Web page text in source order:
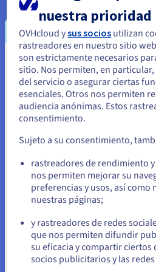
Parece que está
Unidos
Si quiere hacer un pedido desde
el sitio web adecuado y crear una
Ve a la página web Estados
us.ovhcloud.com/hosted-
cloud
Inglés USD - $
Permanezca en el sitio web
nuestra prioridad
OVHcloud ysus socios utilizan
rastreadores en nuestro sitio
son estrictamente necesarios
sitio. Nos permiten, en
del servicio o asegurar ciertas
esenciales. Otros nos permiten
audiencia anónimas. Estos
consentimiento.
Sujeto a su consentimiento,
rastreadores de rendimiento
nos permiten mejorar su
preferencias y usos, así
nuestras páginas;
y rastreadores de redes
que nos permiten difundir
su eficacia y compartir ciertos
socios publicitarios y las